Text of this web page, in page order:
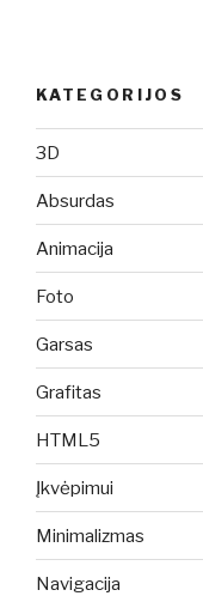
KATEGORIJOS
3D
Absurdas
Animacija
Foto
Garsas
Grafitas
HTML5
Įkvėpimui
Minimalizmas
Navigacija